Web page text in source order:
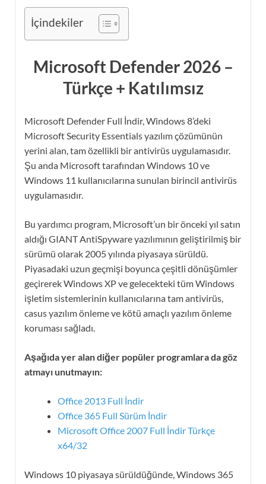
İçindekiler
Microsoft Defender 2026 –
Türkçe + Katılımsız
Microsoft Defender Full İndir, Windows 8’deki
Microsoft Security Essentials yazılım çözümünün
yerini alan, tam özellikli bir antivirüs uygulamasıdır.
Şu anda Microsoft tarafından Windows 10 ve
Windows 11 kullanıcılarına sunulan birincil antivirüs
uygulamasıdır.
Bu yardımcı program, Microsoft’un bir önceki yıl satın
aldığı GIANT AntiSpyware yazılımının geliştirilmiş bir
sürümü olarak 2005 yılında piyasaya sürüldü.
Piyasadaki uzun geçmişi boyunca çeşitli dönüşümler
geçirerek Windows XP ve gelecekteki tüm Windows
işletim sistemlerinin kullanıcılarına tam antivirüs,
casus yazılım önleme ve kötü amaçlı yazılım önleme
koruması sağladı.
Aşağıda yer alan diğer popüler programlara da göz
atmayı unutmayın:
Office 2013 Full İndir
Office 365 Full Sürüm İndir
Microsoft Office 2007 Full İndir Türkçe
x64/32
Windows 10 piyasaya sürüldüğünde, Windows 365